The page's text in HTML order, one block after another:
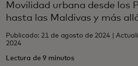
Movilidad urbana desde los
hasta las Maldivas y más
Publicado: 21 de agosto de 2024 |
2024
Lectura de 9 minutos